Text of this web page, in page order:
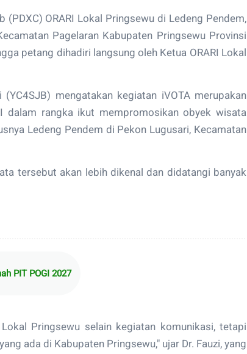
ORARI Lokal Pringsewu di Ledeng Pendem,
Pagelaran Kabupaten Pringsewu Provinsi
petang dihadiri langsung oleh Ketua ORARI Lokal
mengatakan kegiatan iVOTA merupakan
dalam rangka ikut mempromosikan obyek wisata
Ledeng Pendem di Pekon Lugusari, Kecamatan
tersebut akan lebih dikenal dan didatangi banyak
PIT POGI 2027
Pringsewu selain kegiatan komunikasi, tetapi
ada di Kabupaten Pringsewu," ujar Dr. Fauzi, yang